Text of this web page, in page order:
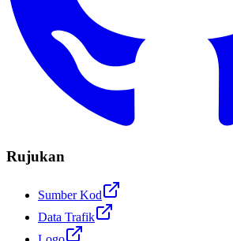
Rujukan
Sumber Kod
Data Trafik